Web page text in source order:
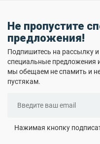
Не пропустите
предложения!
Подпишитесь на рассылку и
специальные предложения
мы обещаем не спамить и
пустякам.
Нажимая кнопку